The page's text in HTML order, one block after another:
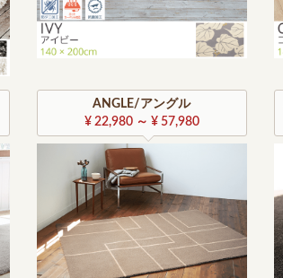
ANGLE/アングル
¥ 22,980 ～ ¥ 57,980